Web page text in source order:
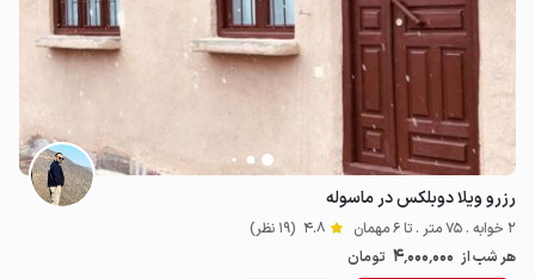
میلیون ت 4.9
رزرو ویلا دوبلکس در ماسوله
2 خوابه . 75 متر . تا 6 مهمان 4.8 (19 نظر)
هر شب از 4٬000٬000 تومان